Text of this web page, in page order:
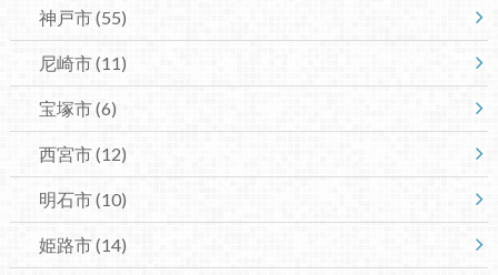
神戸市(55)
尼崎市(11)
宝塚市(6)
西宮市(12)
明石市(10)
姫路市(14)